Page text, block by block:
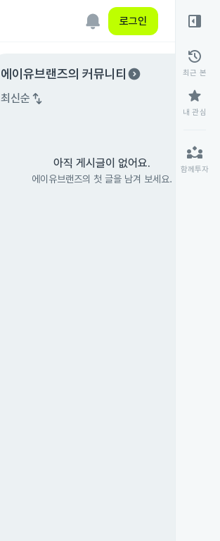
로그인
에이유브랜즈의 커뮤니티 expand_circle_right
최신순 swap_vert
아직 게시글이 없어요.
에이유브랜즈의 첫 글을 남겨 보세요.
right_panel_open
history
최근 본
star
내 관심
partner_exchange
함께투자